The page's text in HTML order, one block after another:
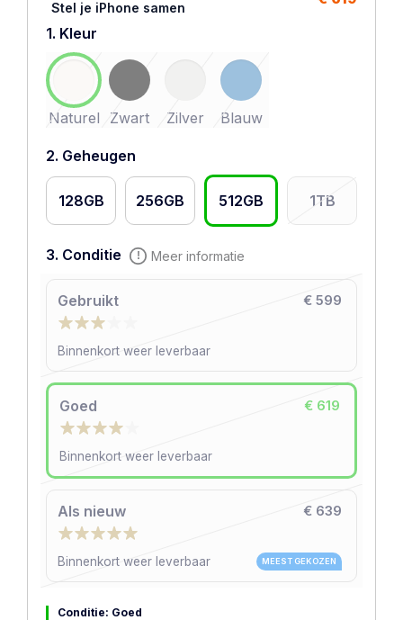
Stel je iPhone samen
1. Kleur
Naturel Zwart Zilver Blauw
2. Geheugen
128GB 256GB 512GB 1TB
3. Conditie Meer informatie
Gebruikt € 599
Binnenkort weer leverbaar
Goed € 619
Binnenkort weer leverbaar
Als nieuw
MEEST GEKOZEN
€ 639
Binnenkort weer leverbaar
Conditie: Goed